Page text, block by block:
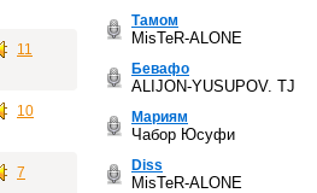
11
10
7
Тамом
MisTeR-ALONE
Бевафо
ALIJON-YUSUPOV. TJ
Мариям
Чабор Юсуфи
Diss
MisTeR-ALONE